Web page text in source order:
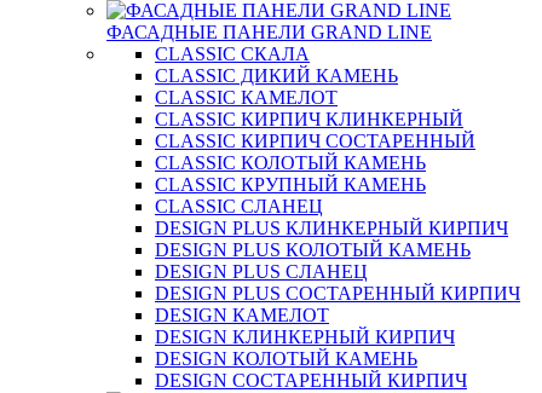
ФАСАДНЫЕ ПАНЕЛИ GRAND LINE
CLASSIC СКАЛА
CLASSIC ДИКИЙ КАМЕНЬ
CLASSIC КАМЕЛОТ
CLASSIC КИРПИЧ КЛИНКЕРНЫЙ
CLASSIC КИРПИЧ СОСТАРЕННЫЙ
CLASSIC КОЛОТЫЙ КАМЕНЬ
CLASSIC КРУПНЫЙ КАМЕНЬ
CLASSIC СЛАНЕЦ
DESIGN PLUS КЛИНКЕРНЫЙ КИРПИЧ
DESIGN PLUS КОЛОТЫЙ КАМЕНЬ
DESIGN PLUS СЛАНЕЦ
DESIGN PLUS СОСТАРЕННЫЙ КИРПИЧ
DESIGN КАМЕЛОТ
DESIGN КЛИНКЕРНЫЙ КИРПИЧ
DESIGN КОЛОТЫЙ КАМЕНЬ
DESIGN СОСТАРЕННЫЙ КИРПИЧ